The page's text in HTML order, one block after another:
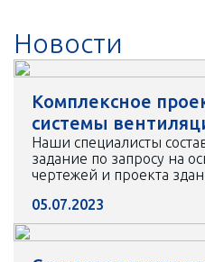
Новости
Комплексное
системы
Наши специалисты
задание по запросу на
чертежей и проекта
05.07.2023